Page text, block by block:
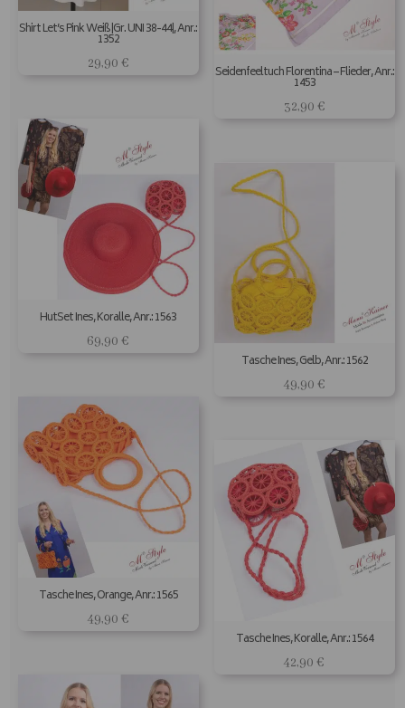
Shirt Let’s Pink Weiß |Gr. UNI 38-44|, Anr.:
1352
29,90 € Seidenfeeltuch Florentina – Flieder, Anr.:
1453
32,90 €
HutSet Ines, Koralle, Anr.: 1563
69,90 €
Tasche Ines, Gelb, Anr.: 1562
49,90 €
Tasche Ines, Orange, Anr.: 1565
49,90 €
Tasche Ines, Koralle, Anr.: 1564
42,90 €